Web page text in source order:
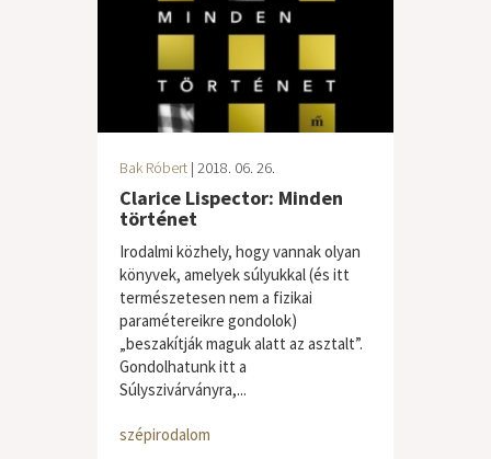
Bak Róbert | 2018. 06. 26.
Clarice Lispector: Minden
történet
Irodalmi közhely, hogy vannak olyan
könyvek, amelyek súlyukkal (és itt
természetesen nem a fizikai
paramétereikre gondolok)
„beszakítják maguk alatt az asztalt”.
Gondolhatunk itt a
Súlyszivárványra,...
szépirodalom